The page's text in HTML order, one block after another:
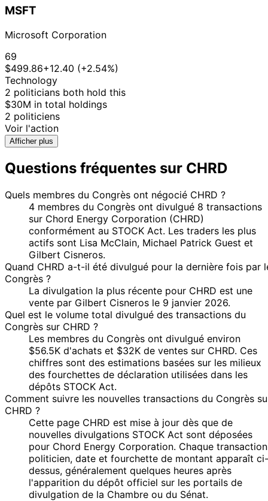
MSFT
Microsoft Corporation
69
$499.86+12.40 (+2.54%)
Technology
2 politicians both hold this
$30M in total holdings
2 politiciens
Voir l'action
Afficher plus
Questions fréquentes sur CHRD
Quels membres du Congrès ont négocié CHRD ?
4 membres du Congrès ont divulgué 8 transactions
sur Chord Energy Corporation (CHRD)
conformément au STOCK Act. Les traders les plus
actifs sont Lisa McClain, Michael Patrick Guest et
Gilbert Cisneros.
Quand CHRD a-t-il été divulgué pour la dernière fois par
Congrès ?
La divulgation la plus récente pour CHRD est une
vente par Gilbert Cisneros le 9 janvier 2026.
Quel est le volume total divulgué des transactions du
Congrès sur CHRD ?
Les membres du Congrès ont divulgué environ
$56.5K d'achats et $32K de ventes sur CHRD. Ces
chiffres sont des estimations basées sur les milieux
des fourchettes de déclaration utilisées dans les
dépôts STOCK Act.
Comment suivre les nouvelles transactions du Congrès
CHRD ?
Cette page CHRD est mise à jour dès que de
nouvelles divulgations STOCK Act sont déposées
pour Chord Energy Corporation. Chaque
politicien, date et fourchette de montant apparaît ci-
dessus, généralement quelques heures après
l'apparition du dépôt officiel sur les portails de
divulgation de la Chambre ou du Sénat.